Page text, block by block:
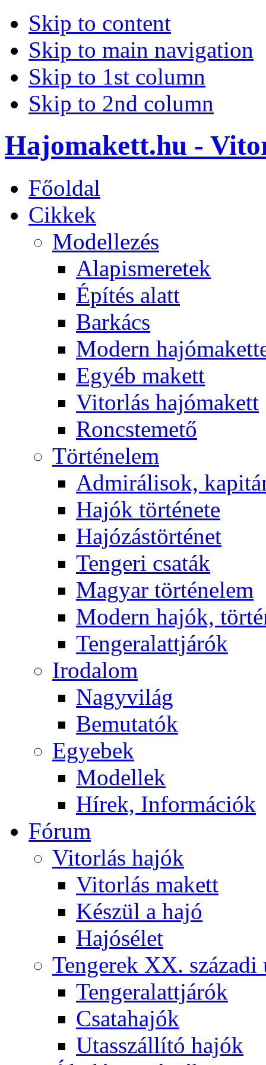
Skip to content
Skip to main navigation
Skip to 1st column
Skip to 2nd column
Hajomakett.hu -
Főoldal
Cikkek
Modellezés
Alapismeretek
Építés alatt
Barkács
Modern
Egyéb makett
Vitorlás hajómakett
Roncstemető
Történelem
Admirálisok,
Hajók története
Hajózástörténet
Tengeri csaták
Magyar történelem
Modern hajók,
Tengeralattjárók
Irodalom
Nagyvilág
Bemutatók
Egyebek
Modellek
Hírek, Információk
Fórum
Vitorlás hajók
Vitorlás makett
Készül a hajó
Hajósélet
Tengerek XX. századi
Tengeralattjárók
Csatahajók
Utasszállító hajók